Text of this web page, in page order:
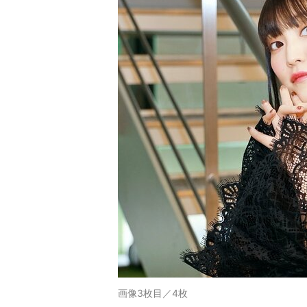
画像3枚目／4枚